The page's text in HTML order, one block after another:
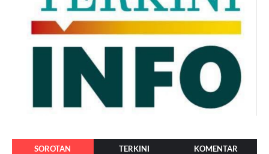
SOROTAN TERKINI KOMENTAR